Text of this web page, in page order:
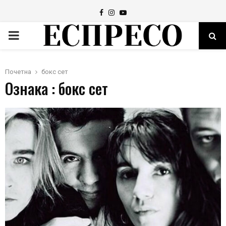
Facebook
Instagram
Youtube
PRIMARY
Почетна бокс сет
Ознака : бокс сет